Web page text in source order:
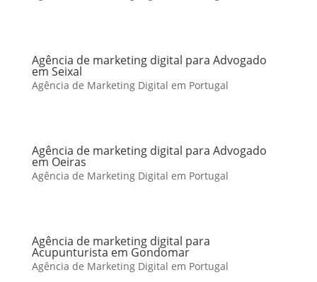
Agência de marketing digital para Advogado
em Seixal
Agência de Marketing Digital em Portugal
Agência de marketing digital para Advogado
em Oeiras
Agência de Marketing Digital em Portugal
Agência de marketing digital para
Acupunturista em Gondomar
Agência de Marketing Digital em Portugal